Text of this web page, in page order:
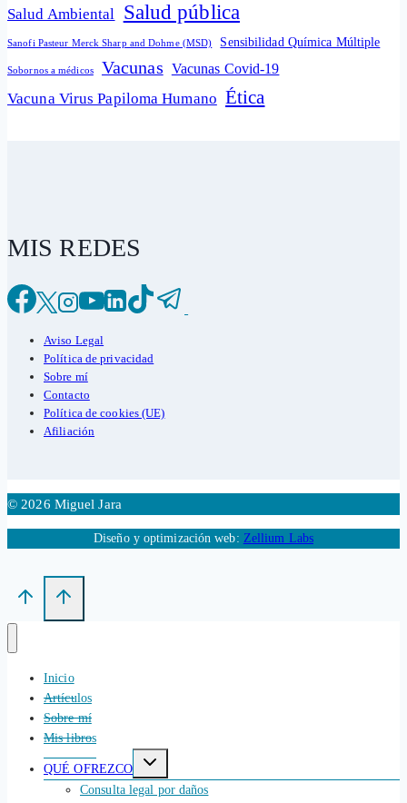
Salud Ambiental Salud pública
Sanofi Pasteur Merck Sharp and Dohme (MSD) Sensibilidad Química Múltiple
Sobornos a médicos Vacunas Vacunas Covid-19
Vacuna Virus Papiloma Humano Ética
MIS REDES
Aviso Legal
Política de privacidad
Sobre mí
Contacto
Política de cookies (UE)
Afiliación
© 2026 Miguel Jara
Diseño y optimización web: Zellium Labs
Inicio
Artículos
Sobre mí
Mis libros
QUÉ OFREZCO
Alternar
hijo
Consulta legal por daños